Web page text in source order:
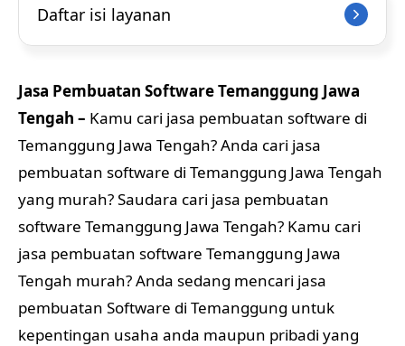
Daftar isi layanan
Jasa Pembuatan Software Temanggung Jawa
Tengah – Kamu cari jasa pembuatan software di
Temanggung Jawa Tengah? Anda cari jasa
pembuatan software di Temanggung Jawa Tengah
yang murah? Saudara cari jasa pembuatan
software Temanggung Jawa Tengah? Kamu cari
jasa pembuatan software Temanggung Jawa
Tengah murah? Anda sedang mencari jasa
pembuatan Software di Temanggung untuk
kepentingan usaha anda maupun pribadi yang